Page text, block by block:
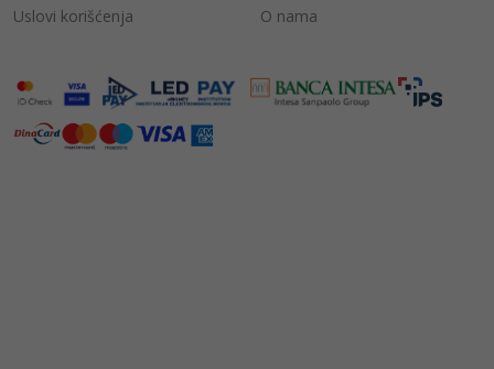
Uslovi korišćenja
O nama